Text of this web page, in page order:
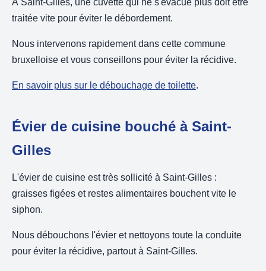
À Saint-Gilles, une cuvette qui ne s'évacue plus doit être
traitée vite pour éviter le débordement.
Nous intervenons rapidement dans cette commune
bruxelloise et vous conseillons pour éviter la récidive.
En savoir plus sur le débouchage de toilette.
Évier de cuisine bouché à Saint-
Gilles
L'évier de cuisine est très sollicité à Saint-Gilles :
graisses figées et restes alimentaires bouchent vite le
siphon.
Nous débouchons l'évier et nettoyons toute la conduite
pour éviter la récidive, partout à Saint-Gilles.